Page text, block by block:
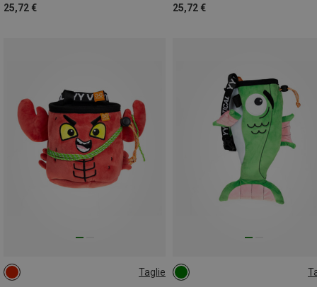
25,72 €
25,72 €
Taglie
ONE SIZE ONE SIZE